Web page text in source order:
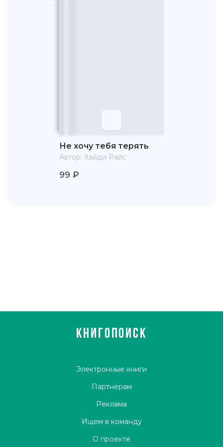
Не хочу тебя терять
Автор: Хайди Райс
99 ₽
КНИГОПОИСК
Электронные книги
Партнёрам
Реклама
Ищем в команду
О проекте